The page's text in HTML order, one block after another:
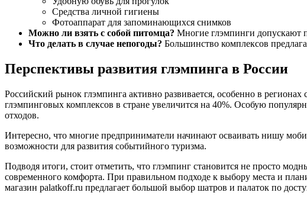
Средства личной гигиены
Фотоаппарат для запоминающихся снимков
Можно ли взять с собой питомца? Многие глэмпинги допускают
Что делать в случае непогоды? Большинство комплексов
Перспективы развития глэмпинга в России
Российский рынок глэмпинга активно развивается, особенно в
глэмпинговых комплексов в стране увеличится на 40%. Особую
отходов.
Интересно, что многие предприниматели начинают осваивать нишу
возможности для развития событийного туризма.
Подводя итоги, стоит отметить, что глэмпинг становится не просто
современного комфорта. При правильном подходе к выбору места и
магазин palatkoff.ru предлагает большой выбор шатров и палаток по